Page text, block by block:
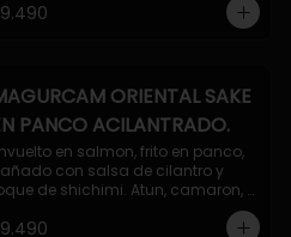
ORIENTAL SAKE
PANCO ACILANTRADO.
en salmon, frito en panco,
con salsa de cilantro y
de shichimi. Atun, camaron,